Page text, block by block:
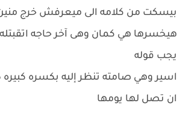
بيسكت من كلامه الى ميعرفش خرج
هيخسرها هي كمان وهى آخر حاجه
يجب قوله
اسير وهي صامته تنظر إليه بكسره
ان تصل لها يومها